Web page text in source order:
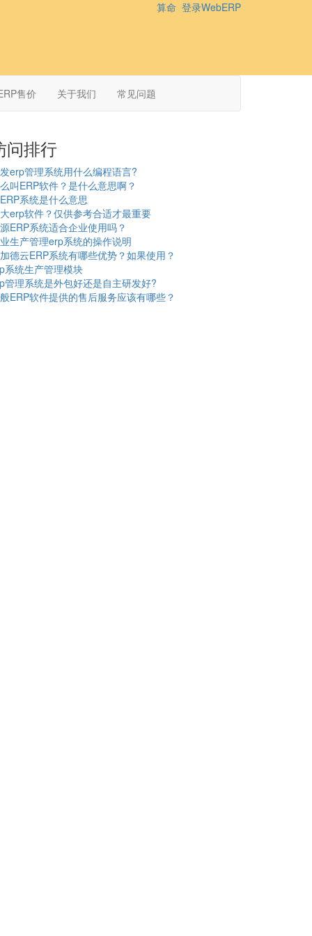
算命 登录WebERP
售价 关于我们 常见问题
问排行
erp管理系统用什么编程语言?
叫ERP软件？是什么意思啊？
系统是什么意思
erp软件？仅供参考合适才最重要
ERP系统适合企业使用吗？
生产管理erp系统的操作说明
德云ERP系统有哪些优势？如果使用？
系统生产管理模块
管理系统是外包好还是自主研发好?
ERP软件提供的售后服务应该有哪些？